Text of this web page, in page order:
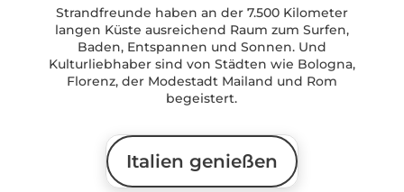
Strandfreunde haben an der 7.500 Kilometer
langen Küste ausreichend Raum zum Surfen,
Baden, Entspannen und Sonnen. Und
Kulturliebhaber sind von Städten wie Bologna,
Florenz, der Modestadt Mailand und Rom
begeistert.
Italien genießen